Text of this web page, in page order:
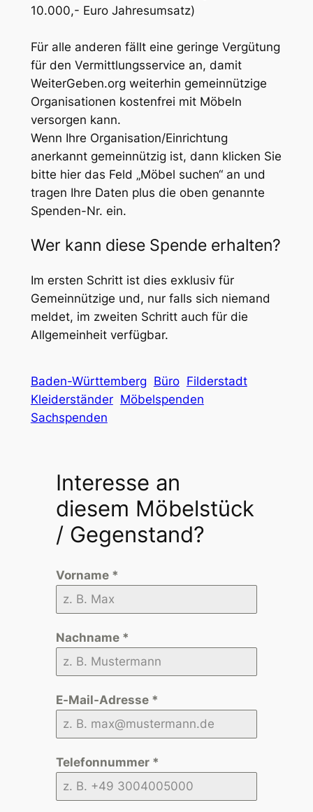
10.000,- Euro Jahresumsatz)
Für alle anderen fällt eine geringe Vergütung
für den Vermittlungsservice an, damit
WeiterGeben.org weiterhin gemeinnützige
Organisationen kostenfrei mit Möbeln
versorgen kann.
Wenn Ihre Organisation/Einrichtung
anerkannt gemeinnützig ist, dann klicken Sie
bitte hier das Feld „Möbel suchen“ an und
tragen Ihre Daten plus die oben genannte
Spenden-Nr. ein.
Wer kann diese Spende erhalten?
Im ersten Schritt ist dies exklusiv für
Gemeinnützige und, nur falls sich niemand
meldet, im zweiten Schritt auch für die
Allgemeinheit verfügbar.
Baden-Württemberg Büro Filderstadt
Kleiderständer Möbelspenden
Sachspenden
Interesse an
diesem Möbelstück
/ Gegenstand?
Vorname *
Nachname *
E-Mail-Adresse *
Telefonnummer *